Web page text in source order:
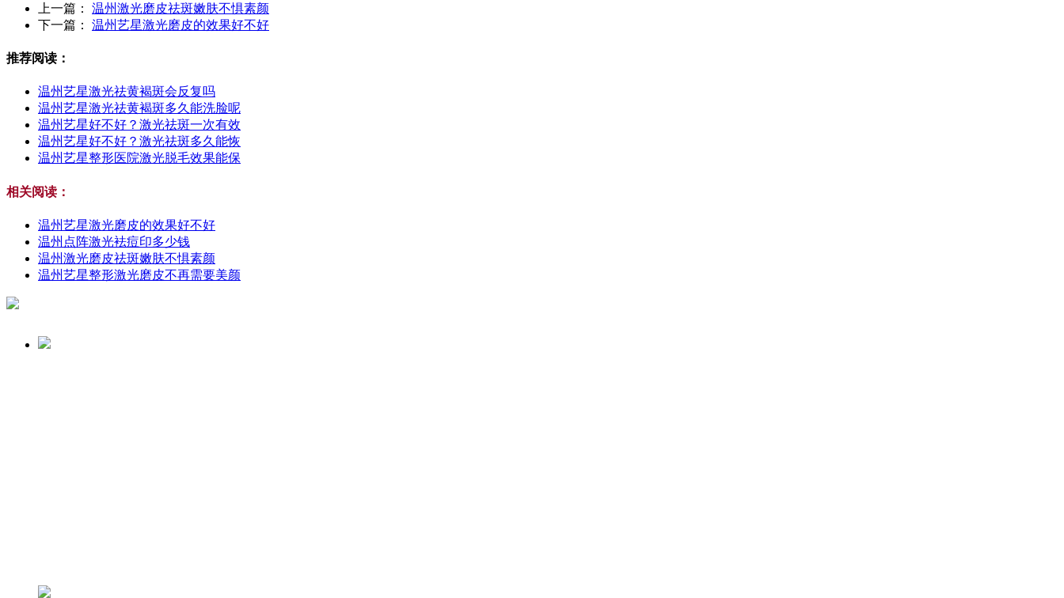
上一篇：
温州激光磨皮祛斑嫩肤不惧素颜
下一篇：
温州艺星激光磨皮的效果好不好
推荐阅读：
温州艺星激光祛黄褐斑会反复吗
温州艺星激光祛黄褐斑多久能洗脸呢
温州艺星好不好？激光祛斑一次有效
温州艺星好不好？激光祛斑多久能恢
温州艺星整形医院激光脱毛效果能保
相关阅读：
温州艺星激光磨皮的效果好不好
温州点阵激光袪痘印多少钱
温州激光磨皮祛斑嫩肤不惧素颜
温州艺星整形激光磨皮不再需要美颜